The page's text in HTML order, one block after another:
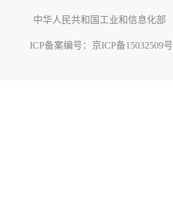
中华人民共和国工业和信息化部
ICP备案编号： 京ICP备15032509号